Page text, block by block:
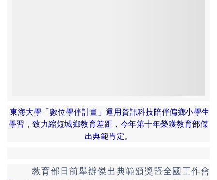
東海大學「數位學伴計畫」運用資訊科技陪伴偏鄉小學生
學習，致力縮短城鄉教育差距，今年第十年榮獲教育部傑
出典範肯定。
教育部日前舉辦傑出典範頒獎暨全國工作會